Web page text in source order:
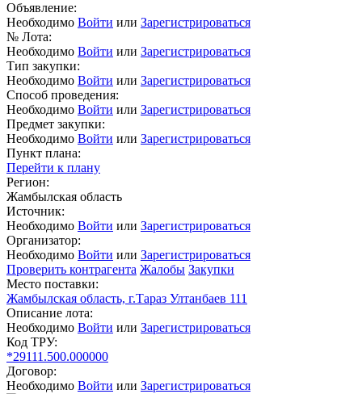
Объявление:
Необходимо Войти или Зарегистрироваться
№ Лота:
Необходимо Войти или Зарегистрироваться
Тип закупки:
Необходимо Войти или Зарегистрироваться
Способ проведения:
Необходимо Войти или Зарегистрироваться
Предмет закупки:
Необходимо Войти или Зарегистрироваться
Пункт плана:
Перейти к плану
Регион:
Жамбылская область
Источник:
Необходимо Войти или Зарегистрироваться
Организатор:
Необходимо Войти или Зарегистрироваться
Проверить контрагента Жалобы Закупки
Место поставки:
Жамбылская область, г.Тараз Ултанбаев 111
Описание лота:
Необходимо Войти или Зарегистрироваться
Код ТРУ:
*29111.500.000000
Договор:
Необходимо Войти или Зарегистрироваться